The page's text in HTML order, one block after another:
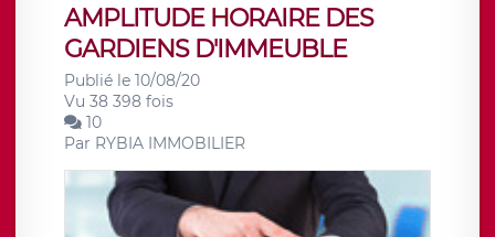
AMPLITUDE HORAIRE DES
GARDIENS D'IMMEUBLE
Publié le 10/08/20
Vu 38 398 fois
10
Par RYBIA IMMOBILIER